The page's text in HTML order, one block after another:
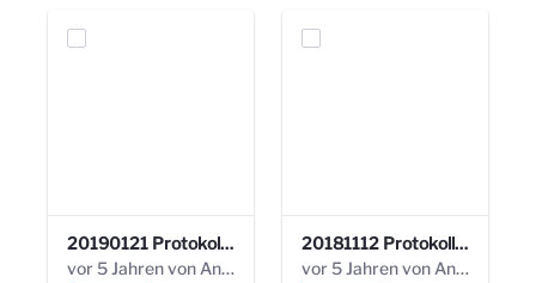
20190121 Protokoll 25. Steuerungskreis.pdf
vor 5 Jahren von Anni Schlumberger
20181112 Protokoll 24. Steuerungskreis.pdf
vor 5 Jahren von Anni Schlumberger